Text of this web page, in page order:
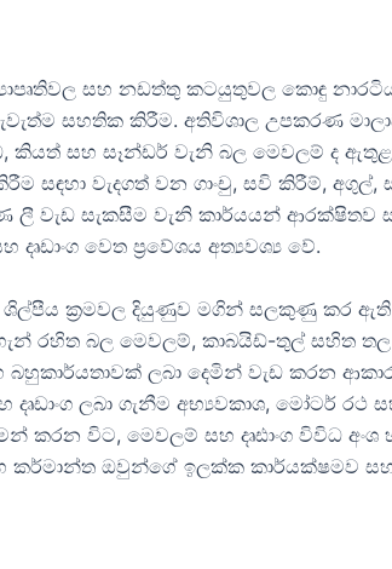
සහ නඩත්තු කටයුතුවල කොඳු නාරටිය
සහතික කිරීම. අතිවිශාල උපකරණ
සහ සෑන්ඩර් වැනි බල මෙවලම් ද
වැදගත් වන ගාංචු, සවි කිරීම්,
වැඩ සැකසීම වැනි කාර්යයන් ආරක්ෂිතව
වෙත ප්‍රවේශය අත්‍යවශ්‍ය වේ.
ශිල්පීය ක්‍රමවල දියුණුව මගින් සලකුණු කර
රහිත බල මෙවලම්, කාබයිඩ්-තුල් සහිත
ලබා දෙමින් වැඩ කරන
ලබා ගැනීම අභ්‍යවකාශ, මෝටර් රථ
විට, මෙවලම් සහ දෘඪාංග විවිධ අංශ
ඔවුන්ගේ ඉලක්ක කාර්යක්ෂමව සහ